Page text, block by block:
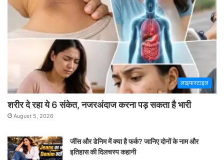
लाइफस्टाइल
शरीर दे रहा ये 6 संकेत, नजरअंदाज करना पड़ सकता है भारी
August 5, 2026
जींस और डेनिम में क्या है फर्क? जानिए दोनों के नाम और
इतिहास की दिलचस्प कहानी